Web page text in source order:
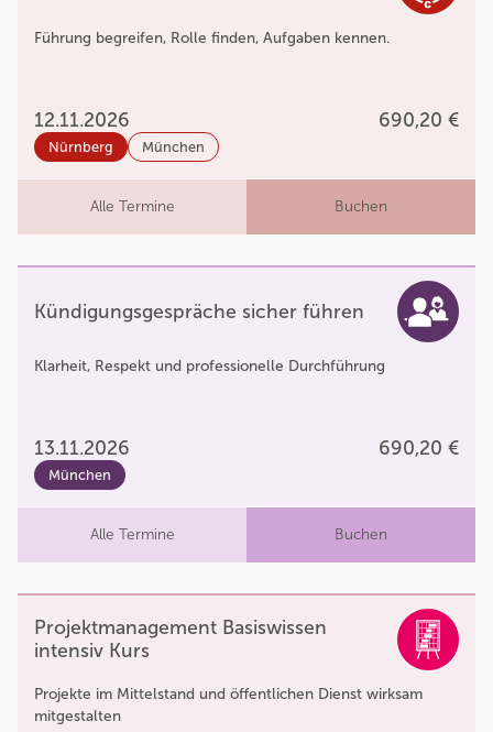
Führung begreifen, Rolle finden, Aufgaben kennen.
12.11.2026 690,20 €
Nürnberg München
Alle Termine Buchen
Kündigungsgespräche sicher führen
Klarheit, Respekt und professionelle Durchführung
13.11.2026 690,20 €
München
Alle Termine Buchen
Projektmanagement Basiswissen
intensiv Kurs
Projekte im Mittelstand und öffentlichen Dienst wirksam
mitgestalten